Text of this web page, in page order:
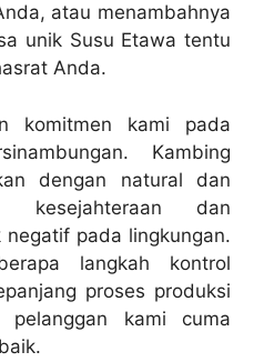
atau menambahnya
unik Susu Etawa tentu
Anda.
komitmen kami pada
Kambing
dengan natural dan
kesejahteraan dan
negatif pada lingkungan.
langkah kontrol
proses produksi
kami cuma